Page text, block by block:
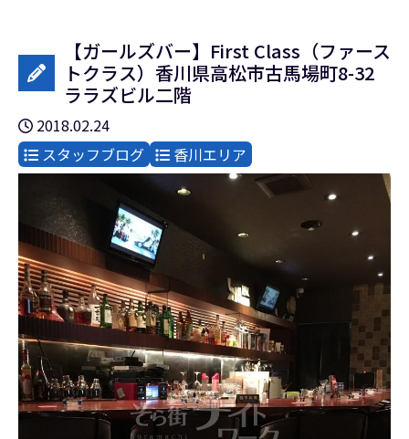
【ガールズバー】First Class（ファース
トクラス）香川県高松市古馬場町8-32
ララズビル二階
2018.02.24
スタッフブログ
香川エリア